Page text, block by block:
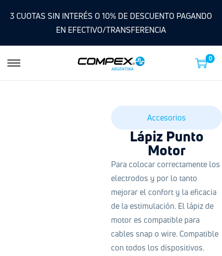
3 CUOTAS SIN INTERÉS O 10% DE DESCUENTO PAGANDO
EN EFECTIVO/TRANSFERENCIA
0
Accesorios
Lápiz Punto
Motor
Para colocar correctamente los
electrodos y por lo tanto
mejorar el confort y la eficacia
de la estimulación. El lápiz de
motor es compatible para
cables snap o wire. Compatible
con todos los dispositivos.